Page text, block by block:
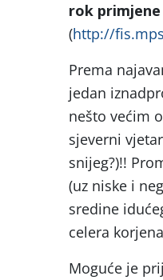
rok primjene
(http://
Prema
jedan
nešto većim
sjeverni
snijeg?)!!
(uz niske i
sredine
celera
Moguće je